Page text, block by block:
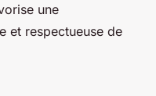
une
et respectueuse de